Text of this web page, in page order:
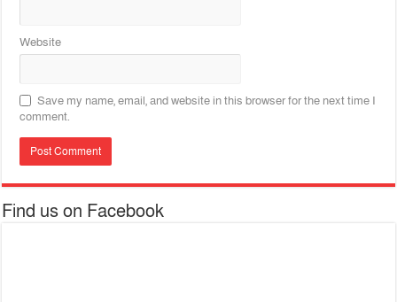
Website
Save my name, email, and website in this browser for the next time I
comment.
Find us on Facebook